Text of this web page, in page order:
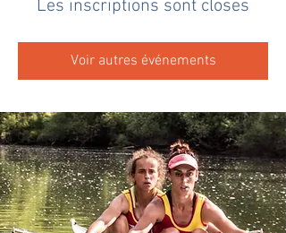
Les inscriptions sont closes
Voir autres événements